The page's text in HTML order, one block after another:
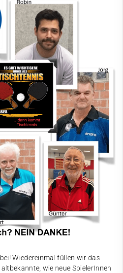
Wiedereinmal füllen wir das
wie neue SpielerInnen